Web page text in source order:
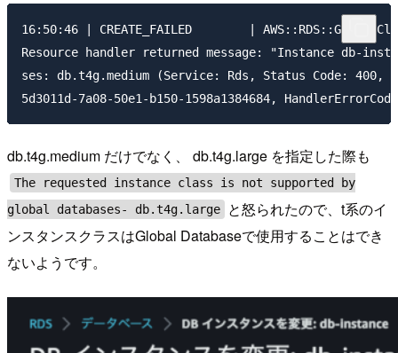
16:50:46 | CREATE_FAILED        |
Resource handler returned message: "Instance db-
ses: db.t4g.medium (Service: Rds, Status Code: 400,
db.t4g.medium だけでなく、 db.t4g.large を指定した際も
The requested instance class is not supported by
global databases- db.t4g.large
と怒られたので、t系のイ
ンスタンスクラスはGlobal Databaseで使用することはでき
ないようです。